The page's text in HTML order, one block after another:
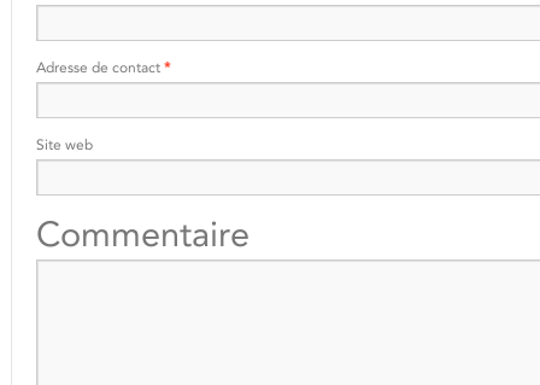
Adresse de contact *
Site web
Commentaire